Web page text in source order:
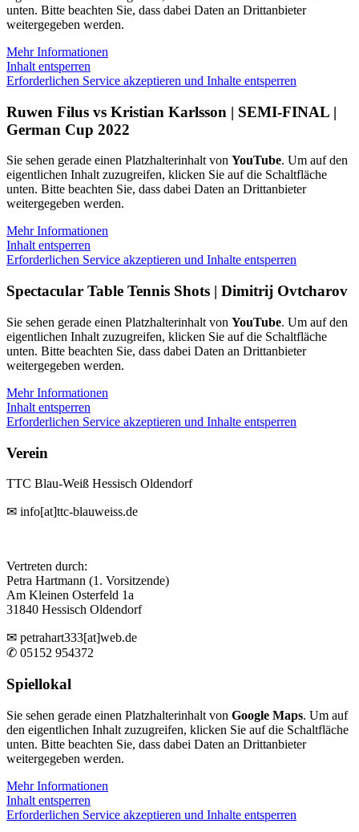
unten. Bitte beachten Sie, dass dabei Daten an Drittanbieter
weitergegeben werden.
Mehr Informationen
Inhalt entsperren
Erforderlichen Service akzeptieren und Inhalte entsperren
Ruwen Filus vs Kristian Karlsson | SEMI-FINAL |
German Cup 2022
Sie sehen gerade einen Platzhalterinhalt von YouTube. Um auf den
eigentlichen Inhalt zuzugreifen, klicken Sie auf die Schaltfläche
unten. Bitte beachten Sie, dass dabei Daten an Drittanbieter
weitergegeben werden.
Mehr Informationen
Inhalt entsperren
Erforderlichen Service akzeptieren und Inhalte entsperren
Spectacular Table Tennis Shots | Dimitrij Ovtcharov
Sie sehen gerade einen Platzhalterinhalt von YouTube. Um auf den
eigentlichen Inhalt zuzugreifen, klicken Sie auf die Schaltfläche
unten. Bitte beachten Sie, dass dabei Daten an Drittanbieter
weitergegeben werden.
Mehr Informationen
Inhalt entsperren
Erforderlichen Service akzeptieren und Inhalte entsperren
Verein
TTC Blau-Weiß Hessisch Oldendorf
✉ info[at]ttc-blauweiss.de
Vertreten durch:
Petra Hartmann (1. Vorsitzende)
Am Kleinen Osterfeld 1a
31840 Hessisch Oldendorf
✉ petrahart333[at]web.de
✆ 05152 954372
Spiellokal
Sie sehen gerade einen Platzhalterinhalt von Google Maps. Um auf
den eigentlichen Inhalt zuzugreifen, klicken Sie auf die Schaltfläche
unten. Bitte beachten Sie, dass dabei Daten an Drittanbieter
weitergegeben werden.
Mehr Informationen
Inhalt entsperren
Erforderlichen Service akzeptieren und Inhalte entsperren